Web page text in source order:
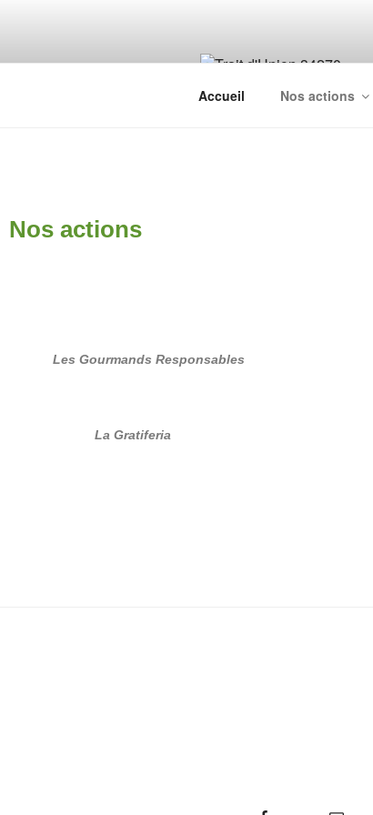
Accueil Nos actions
Nos actions
Les Gourmands Responsables
La Gratiferia